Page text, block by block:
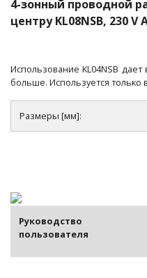
4-зонный проводной
центру KL08NSB, 230 V
Использование KL04NSB
больше. Используется только
Размеры [мм]:
Руководство
пользователя